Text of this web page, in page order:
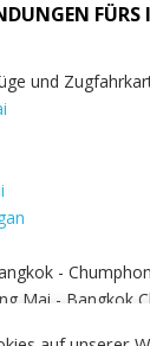
und
-
Mai - Bangkok